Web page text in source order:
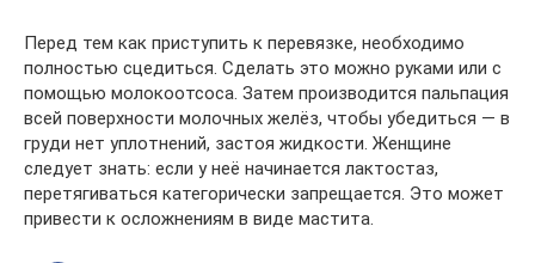
Перед тем как приступить к перевязке, необходимо
полностью сцедиться. Сделать это можно руками или с
помощью молокоотсоса. Затем производится пальпация
всей поверхности молочных желёз, чтобы убедиться — в
груди нет уплотнений, застоя жидкости. Женщине
следует знать: если у неё начинается лактостаз,
перетягиваться категорически запрещается. Это может
привести к осложнениям в виде мастита.